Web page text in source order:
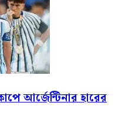
আর্জেন্টিনার হারের